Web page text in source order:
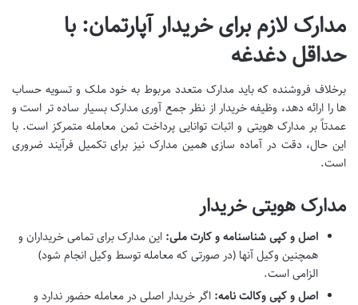
مدارک لازم برای خریدار آپارتمان: با
حداقل دغدغه
برخلاف فروشنده که باید مدارک متعدد مربوط به خود ملک و تسویه حساب
ها را ارائه دهد، وظیفه خریدار از نظر جمع آوری مدارک بسیار ساده تر است و
عمدتاً بر مدارک هویتی و اثبات توانایی پرداخت ثمن معامله متمرکز است. با
این حال، دقت در آماده سازی همین مدارک نیز برای تکمیل فرآیند ضروری
است.
مدارک هویتی خریدار
اصل و کپی شناسنامه و کارت ملی: این مدارک برای تمامی خریداران و
همچنین وکیل آنها (در صورتی که معامله توسط وکیل انجام شود)
الزامی است.
اصل و کپی وکالت نامه: اگر خریدار اصلی در معامله حضور ندارد و